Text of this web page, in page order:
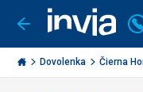
Ísť
späť
Invia.sk
Dovolenka Čierna